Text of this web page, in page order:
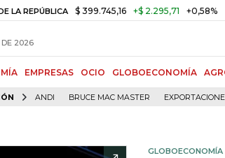
$ 399.745,16 +$ 2.295,71 +0,58%
DE 2026
EMPRESAS OCIO GLOBOECONOMÍA
ANDI BRUCE MAC MASTER
GLOBOECONOMÍA